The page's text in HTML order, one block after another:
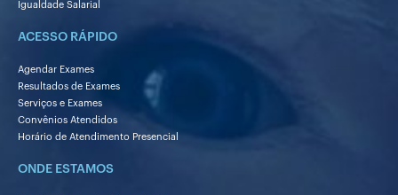
Igualdade Salarial
ACESSO RÁPIDO
Agendar Exames
Resultados de Exames
Serviços e Exames
Convênios Atendidos
Horário de Atendimento Presencial
ONDE ESTAMOS